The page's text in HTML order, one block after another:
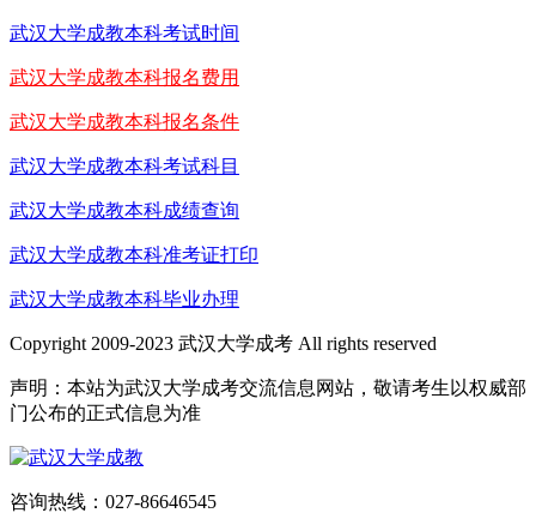
武汉大学成教本科考试时间
武汉大学成教本科报名费用
武汉大学成教本科报名条件
武汉大学成教本科考试科目
武汉大学成教本科成绩查询
武汉大学成教本科准考证打印
武汉大学成教本科毕业办理
Copyright 2009-2023 武汉大学成考 All rights reserved
声明：本站为武汉大学成考交流信息网站，敬请考生以权威部
门公布的正式信息为准
咨询热线：027-86646545